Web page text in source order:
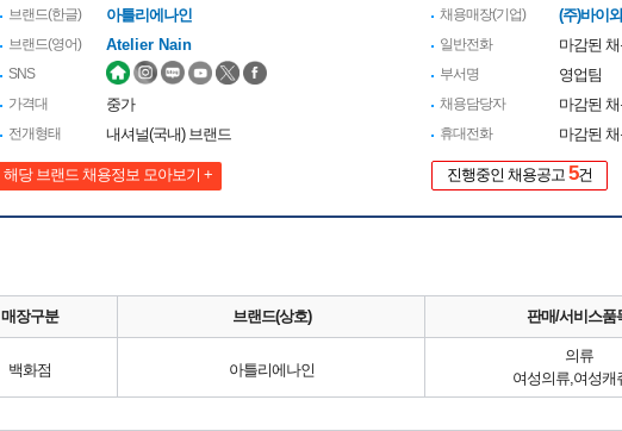
브랜드(한글) 아틀리에나인
브랜드(영어) Atelier Nain
SNS
가격대
중가
전개형태 내셔널(국내) 브랜드
해당 브랜드 채용정보 모아보기 +
채용매장(기업) (주)바이
일반전화 마감된
부서명 영업팀
채용담당자 마감된
휴대전화 마감된
진행중인 채용공고 5건
매장구분 브랜드(상호) 판매/서비스품
백화점 아틀리에나인
의류
여성의류,여성캐